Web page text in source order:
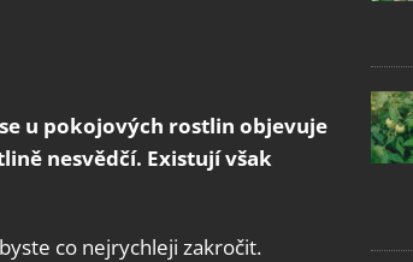
u pokojových rostlin objevuje
nesvědčí. Existují však
co nejrychleji zakročit.